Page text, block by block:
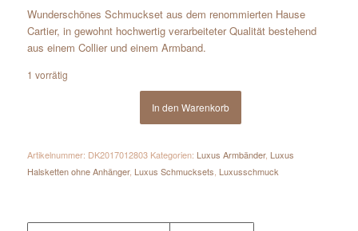
Wunderschönes Schmuckset aus dem renommierten Hause
Cartier, in gewohnt hochwertig verarbeiteter Qualität bestehend
aus einem Collier und einem Armband.
1 vorrätig
In den Warenkorb
Artikelnummer: DK2017012803 Kategorien: Luxus Armbänder, Luxus
Halsketten ohne Anhänger, Luxus Schmucksets Luxusschmuck